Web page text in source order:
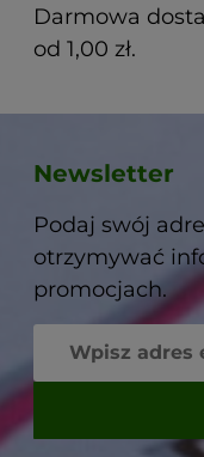
Darmowa
od 1,00 zł.
Newsletter
Podaj swój
otrzymywać
promocjach.